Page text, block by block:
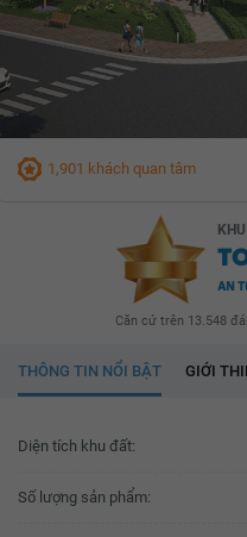
1,901 khách quan tâm
AN
Căn cứ trên 13.548
THÔNG TIN NỔI BẬT GIỚI
Diện tích khu đất:
Số lượng sản phẩm: